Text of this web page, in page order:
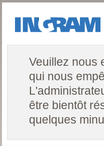
Veuillez nous
qui nous
être bientôt
quelques